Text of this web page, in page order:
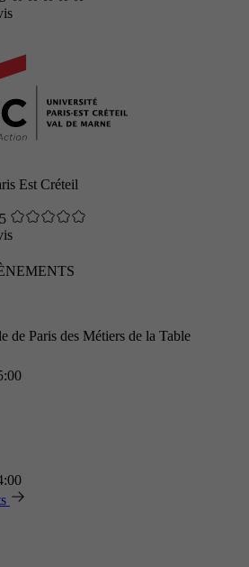
Est Créteil
de Paris des Métiers de la Table